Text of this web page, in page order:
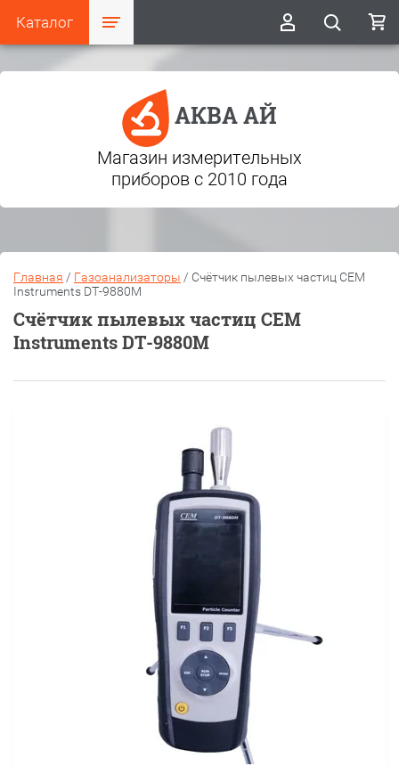
Каталог
АКВА АЙ
Магазин измерительных
приборов с 2010 года
Главная / Газоанализаторы / Счётчик пылевых частиц CEM
Instruments DT-9880М
Счётчик пылевых частиц CEM
Instruments DT-9880М